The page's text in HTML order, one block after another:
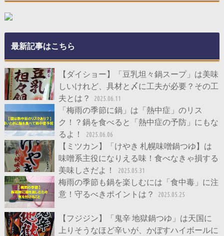
最新記事はこちら
【ダイショー】「豆乳坦々鍋スープ」は美味
しいけれど、具材と〆に工夫が必要？その工
夫とは？
2025.06.11
「梅雨の季節に鍋」は「熱中症」のリス
ク！？鍋を食べると「熱中症の予防」にもな
るよ！
2025.06.06
【ミツカン】「けやき 札幌味噌鍋つゆ】は
味噌系主役になりえる味！食べなきゃ損する
美味しさだよ！
2025.05.31
梅雨の季節も鍋を楽しむには「食中毒」に注
意！守るべきポイントは？
2025.05.25
【フジジン】「鬼辛 地獄鍋つゆ」は天国に
上りそうなほど辛いが、かぼすハイボールに